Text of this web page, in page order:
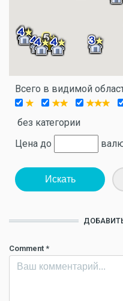
Всего в видимой
без категории
Цена до
Искать
Comment *